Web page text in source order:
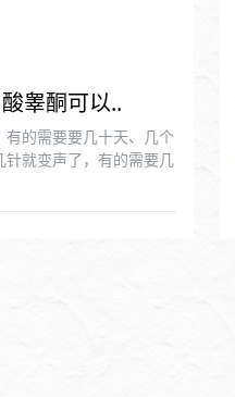
睾酮可以..
的需要要几十天、几个
就变声了，有的需要几